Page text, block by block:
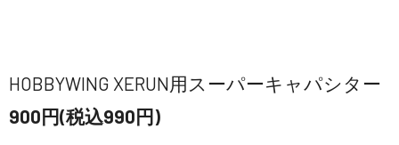
HOBBYWING XERUN用スーパーキャパシター
900円(税込990円)